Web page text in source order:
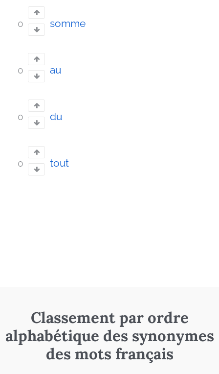
0 somme
0 au
0 du
0 tout
Classement par ordre
alphabétique des synonymes
des mots français